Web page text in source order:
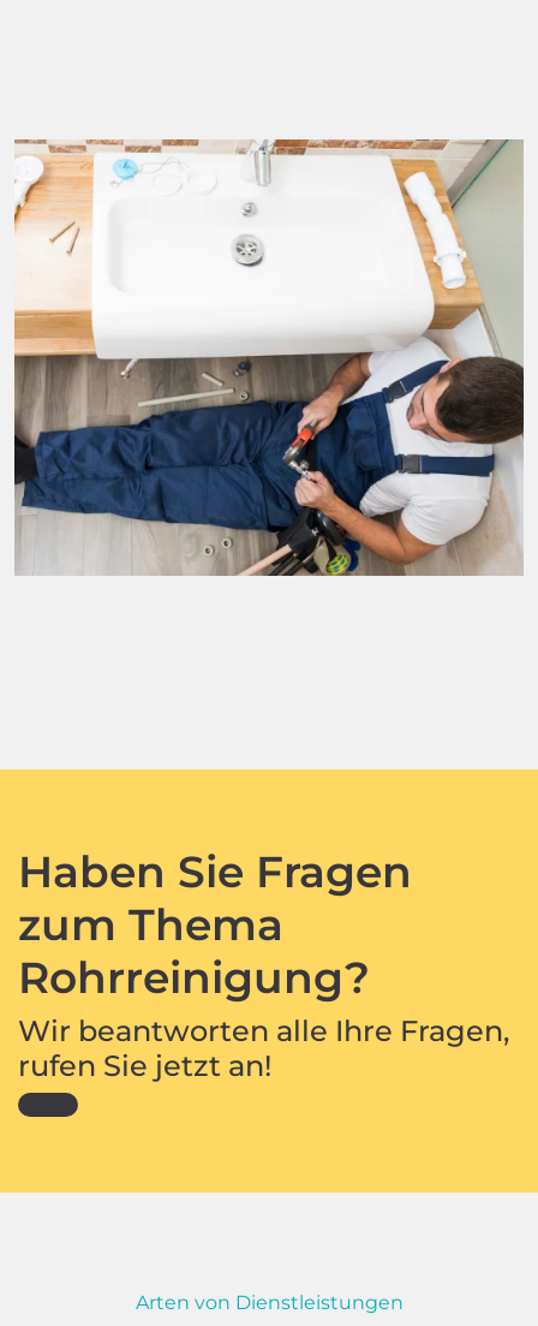
Haben Sie Fragen
zum Thema
Rohrreinigung?
Wir beantworten alle Ihre Fragen,
rufen Sie jetzt an!
Arten von Dienstleistungen